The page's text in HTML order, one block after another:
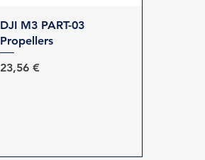
Γρήγορη προβολή
DJI M3 PART-03
Propellers
Τιμή
23,56 €